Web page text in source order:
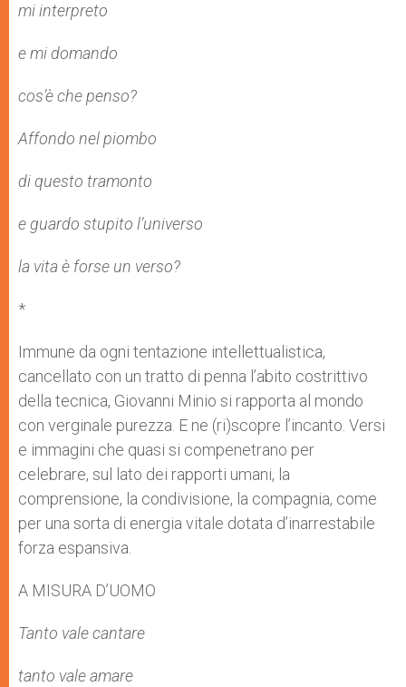
mi interpreto
e mi domando
cos’è che penso?
Affondo nel piombo
di questo tramonto
e guardo stupito l’universo
la vita è forse un verso?
*
Immune da ogni tentazione intellettualistica,
cancellato con un tratto di penna l’abito costrittivo
della tecnica, Giovanni Minio si rapporta al mondo
con verginale purezza. E ne (ri)scopre l’incanto. Versi
e immagini che quasi si compenetrano per
celebrare, sul lato dei rapporti umani, la
comprensione, la condivisione, la compagnia, come
per una sorta di energia vitale dotata d’inarrestabile
forza espansiva.
A MISURA D’UOMO
Tanto vale cantare
tanto vale amare